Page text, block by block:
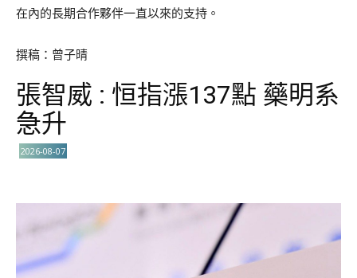
在內的長期合作夥伴一直以來的支持。
撰稿：曾子晴
張智威 : 恒指漲137點 藥明系
急升
2026-08-07